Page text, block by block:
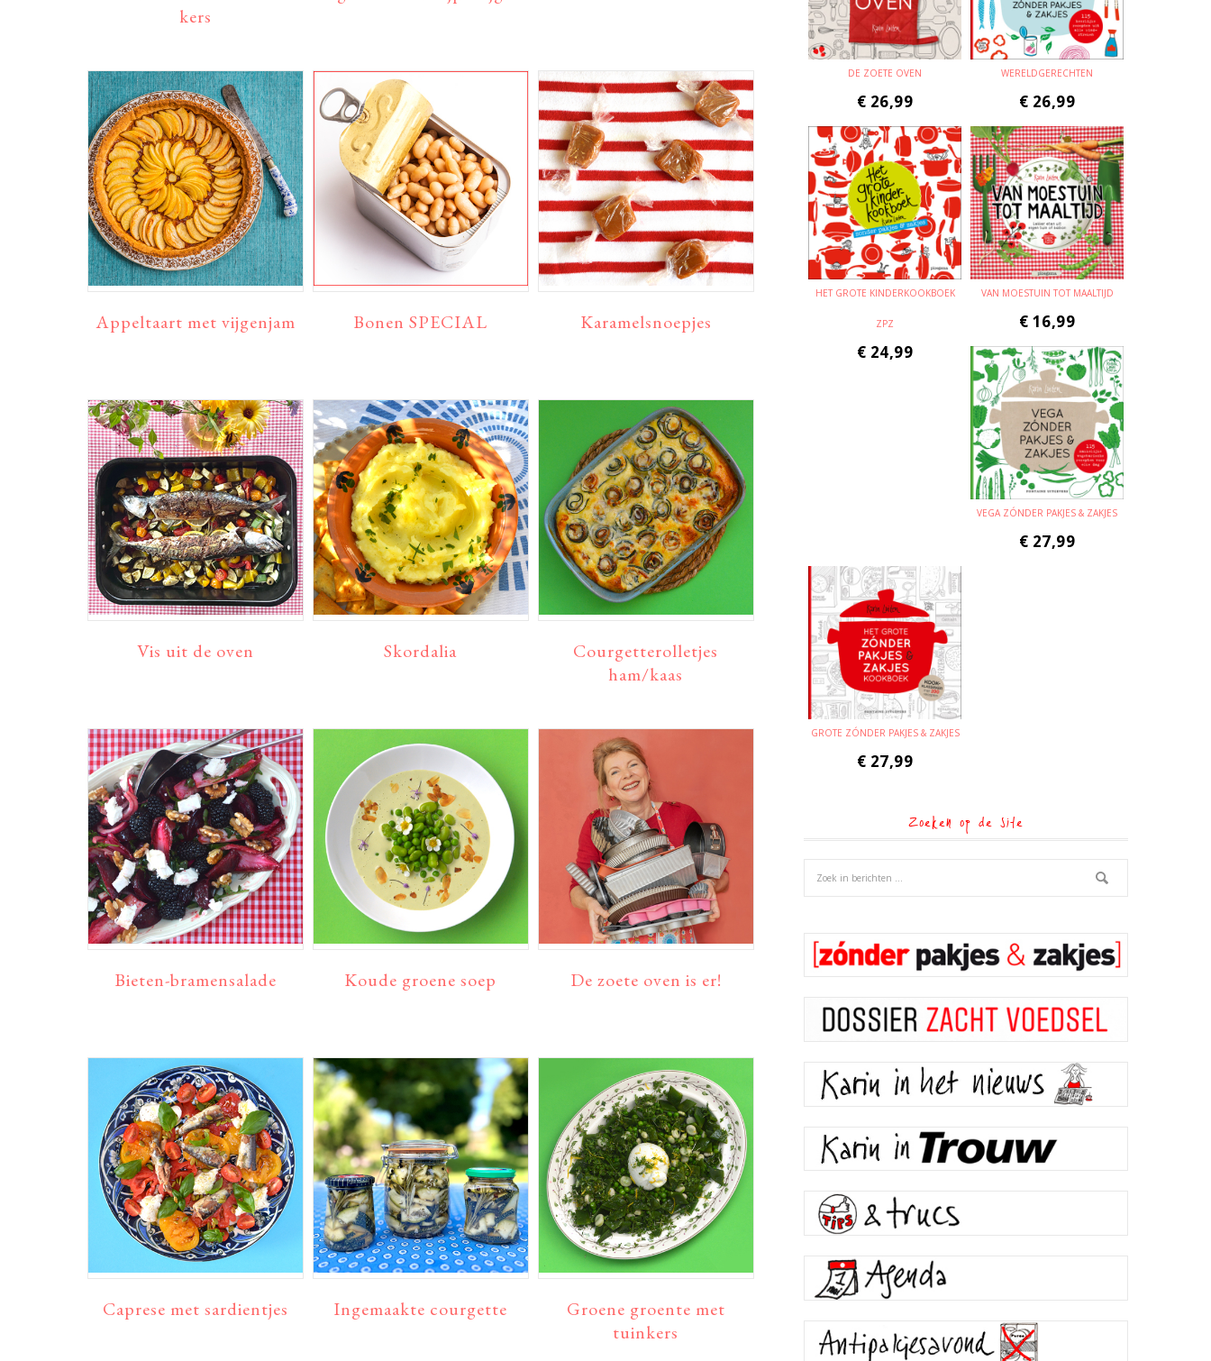
kers
Appeltaart met vijgenjam Bonen SPECIAL Karamelsnoepjes
Vis uit de oven Skordalia
Courgetterolletjes
ham/kaas
Bieten-bramensalade Koude groene soep De zoete oven is er!
Caprese met sardientjes Ingemaakte courgette
Groene groente met
tuinkers
DE ZOETE OVEN
€ 26,99
WERELDGERECHTEN
€ 26,99
HET GROTE KINDERKOOKBOEK
ZPZ
€ 24,99
VAN MOESTUIN TOT MAALTIJD
€ 16,99
VEGA ZÓNDER PAKJES & ZAKJES
€ 27,99
GROTE ZÓNDER PAKJES & ZAKJES
€ 27,99
Zoeken op de site